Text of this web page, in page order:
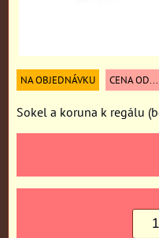
NA OBJEDNÁVKU CENA OD...
Sokel a koruna k regálu